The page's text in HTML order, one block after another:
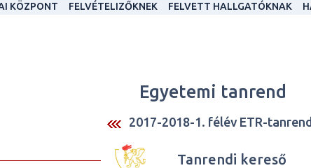
KÖZPONT FELVÉTELIZŐKNEK FELVETT HALLGATÓKNAK
Egyetemi tanrend
2017-2018-1. félév ETR-tanrend
Tanrendi kereső